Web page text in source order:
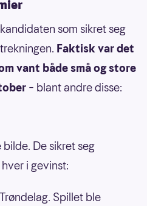
som sikret seg
Faktisk var det
vant både små og store
– blant andre disse:
De sikret seg
hver i gevinst:
Spillet ble